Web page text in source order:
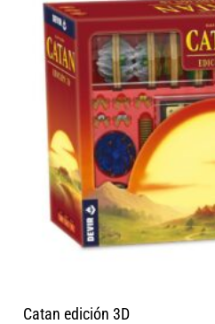
Catan edición 3D